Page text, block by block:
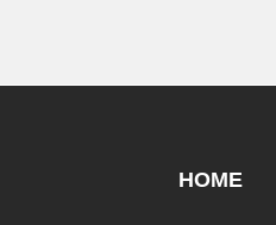
HOME